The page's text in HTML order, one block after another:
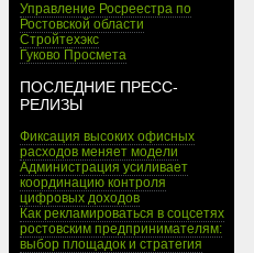
Управление Росреестра по
Ростовской области
Стройтехэкс
Гуково Просмета
ПОСЛЕДНИЕ ПРЕСС-
РЕЛИЗЫ
Фиксация высоких офисных
расходов меняет модели
Администрация усиливает
координацию контроля
цифровых доходов
Как рекламироваться в соцсетях
ростовским предпринимателям:
выбор площадок и стратегия